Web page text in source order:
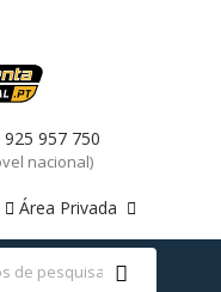
925 957 750
nacional)
Área Privada